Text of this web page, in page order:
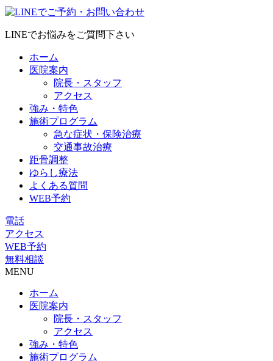
LINEでお悩みをご質問下さい
ホーム
医院案内
院長・スタッフ
アクセス
強み・特色
施術プログラム
急な症状・保険治療
交通事故治療
距骨調整
ゆらし療法
よくある質問
WEB予約
電話
アクセス
WEB予約
無料相談
MENU
ホーム
医院案内
院長・スタッフ
アクセス
強み・特色
施術プログラム